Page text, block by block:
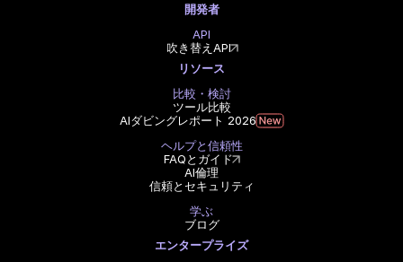
開発者
API
吹き替えAPI
リソース
比較・検討
ツール比較
AIダビングレポート 2026
ヘルプと信頼性
FAQとガイド
AI倫理
信頼とセキュリティ
学ぶ
ブログ
エンタープライズ